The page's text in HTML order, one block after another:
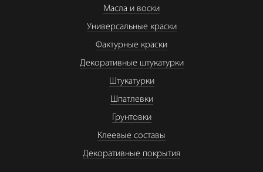
Масла и воски
Универсальные краски
Фактурные краски
Декоративные штукатурки
Штукатурки
Шпатлевки
Грунтовки
Клеевые составы
Декоративные покрытия